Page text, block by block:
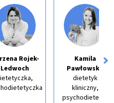
Rojek-
Ledwoch
Kamila
Pawłowska
dietetyk
kliniczny,
psychodietetyk